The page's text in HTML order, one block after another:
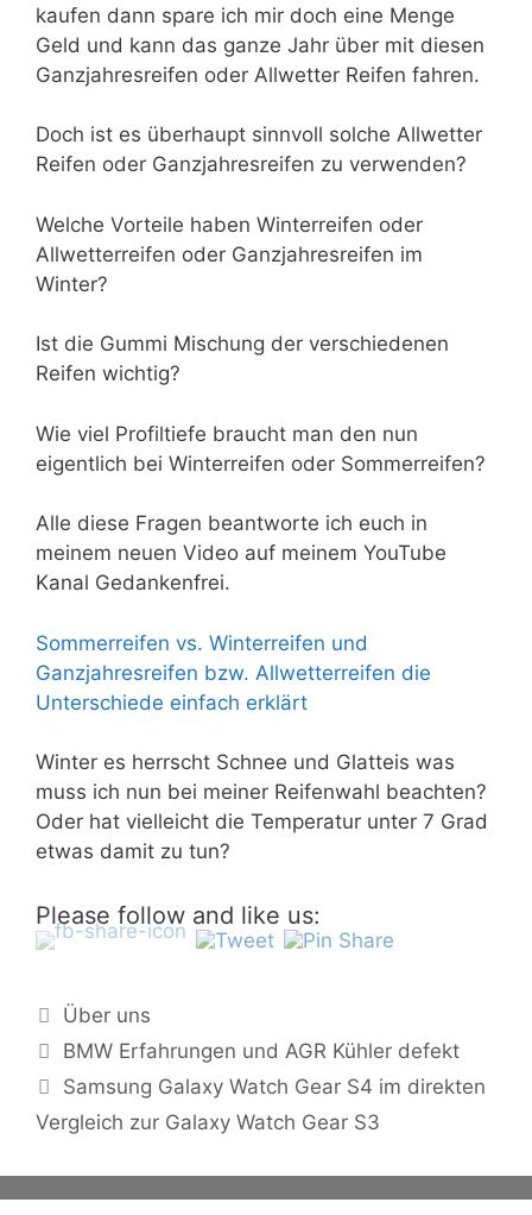
kaufen dann spare ich mir doch eine Menge
Geld und kann das ganze Jahr über mit diesen
Ganzjahresreifen oder Allwetter Reifen fahren.
Doch ist es überhaupt sinnvoll solche Allwetter
Reifen oder Ganzjahresreifen zu verwenden?
Welche Vorteile haben Winterreifen oder
Allwetterreifen oder Ganzjahresreifen im
Winter?
Ist die Gummi Mischung der verschiedenen
Reifen wichtig?
Wie viel Profiltiefe braucht man den nun
eigentlich bei Winterreifen oder Sommerreifen?
Alle diese Fragen beantworte ich euch in
meinem neuen Video auf meinem YouTube
Kanal Gedankenfrei.
Sommerreifen vs. Winterreifen und
Ganzjahresreifen bzw. Allwetterreifen die
Unterschiede einfach erklärt
Winter es herrscht Schnee und Glatteis was
muss ich nun bei meiner Reifenwahl beachten?
Oder hat vielleicht die Temperatur unter 7 Grad
etwas damit zu tun?
Please follow and like us:
Kategorien
Über uns
BMW Erfahrungen und AGR Kühler defekt
Samsung Galaxy Watch Gear S4 im direkten
Vergleich zur Galaxy Watch Gear S3